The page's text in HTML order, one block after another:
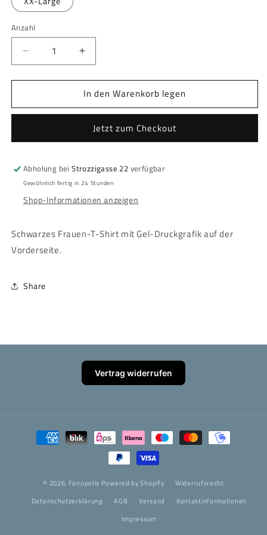
Anzahl
Anzahl
Verringere
die
Menge
Disney
Women&#39;s
T-
-
Maleficent
Erhöhe
die
Menge
für
Disney
Women&#39;s
T-
-
Maleficent
In den Warenkorb legen
Jetzt zum Checkout
Abholung beiStrozzigasse 22 verfügbar
Gewöhnlich fertig in 24 Stunden
Shop-Informationen anzeigen
Schwarzes Frauen-T-Shirt mit Gel-Druckgrafik auf der
Vorderseite.
Share
Vertrag widerrufen
Zahlungsmethoden
© 2026, Fanopolis Powered by Shopify
Widerrufsrecht
Datenschutzerklärung
AGB Versand
Kontaktinformationen
Impressum